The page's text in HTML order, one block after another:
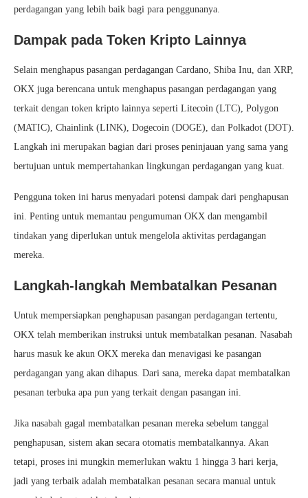
perdagangan yang lebih baik bagi para penggunanya.
Dampak pada Token Kripto Lainnya
Selain menghapus pasangan perdagangan Cardano, Shiba Inu, dan XRP,
OKX juga berencana untuk menghapus pasangan perdagangan yang
terkait dengan token kripto lainnya seperti Litecoin (LTC), Polygon
(MATIC), Chainlink (LINK), Dogecoin (DOGE), dan Polkadot (DOT).
Langkah ini merupakan bagian dari proses peninjauan yang sama yang
bertujuan untuk mempertahankan lingkungan perdagangan yang kuat.
Pengguna token ini harus menyadari potensi dampak dari penghapusan
ini. Penting untuk memantau pengumuman OKX dan mengambil
tindakan yang diperlukan untuk mengelola aktivitas perdagangan
mereka.
Langkah-langkah Membatalkan Pesanan
Untuk mempersiapkan penghapusan pasangan perdagangan tertentu,
OKX telah memberikan instruksi untuk membatalkan pesanan. Nasabah
harus masuk ke akun OKX mereka dan menavigasi ke pasangan
perdagangan yang akan dihapus. Dari sana, mereka dapat membatalkan
pesanan terbuka apa pun yang terkait dengan pasangan ini.
Jika nasabah gagal membatalkan pesanan mereka sebelum tanggal
penghapusan, sistem akan secara otomatis membatalkannya. Akan
tetapi, proses ini mungkin memerlukan waktu 1 hingga 3 hari kerja,
jadi yang terbaik adalah membatalkan pesanan secara manual untuk